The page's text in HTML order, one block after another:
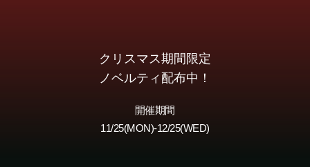
クリスマス期間限定
ノベルティ配布中！
開催期間
11/25(MON)-12/25(WED)